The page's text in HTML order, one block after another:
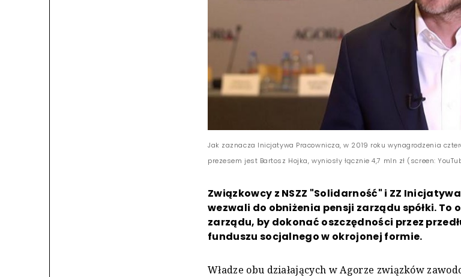
Jak zaznacza Inicjatywa Pracownicza, w 2019 roku wynagrodzenia
prezesem jest Bartosz Hojka, wyniosły łącznie 4,7 mln zł (screen:
Związkowcy z NSZZ "Solidarność" i ZZ
wezwali do obniżenia pensji zarządu spółki. To
zarządu, by dokonać oszczędności przez
funduszu socjalnego w okrojonej formie.
Władze obu działających w Agorze związków